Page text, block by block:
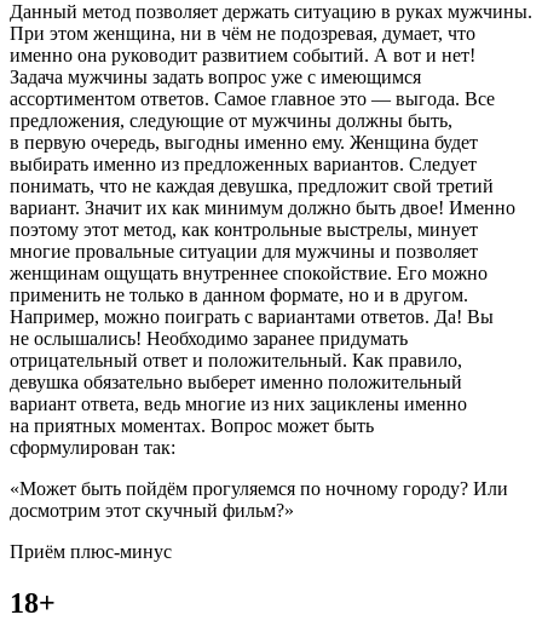
Данный метод позволяет держать ситуацию в руках мужчины.
При этом женщина, ни в чём не подозревая, думает, что
именно она руководит развитием событий. А вот и нет!
Задача мужчины задать вопрос уже с имеющимся
ассортиментом ответов. Самое главное это — выгода. Все
предложения, следующие от мужчины должны быть,
в первую очередь, выгодны именно ему. Женщина будет
выбирать именно из предложенных вариантов. Следует
понимать, что не каждая девушка, предложит свой третий
вариант. Значит их как минимум должно быть двое! Именно
поэтому этот метод, как контрольные выстрелы, минует
многие провальные ситуации для мужчины и позволяет
женщинам ощущать внутреннее спокойствие. Его можно
применить не только в данном формате, но и в другом.
Например, можно поиграть с вариантами ответов. Да! Вы
не ослышались! Необходимо заранее придумать
отрицательный ответ и положительный. Как правило,
девушка обязательно выберет именно положительный
вариант ответа, ведь многие из них зациклены именно
на приятных моментах. Вопрос может быть
сформулирован так:
«Может быть пойдём прогуляемся по ночному городу? Или
досмотрим этот скучный фильм?»
Приём плюс-минус
18+